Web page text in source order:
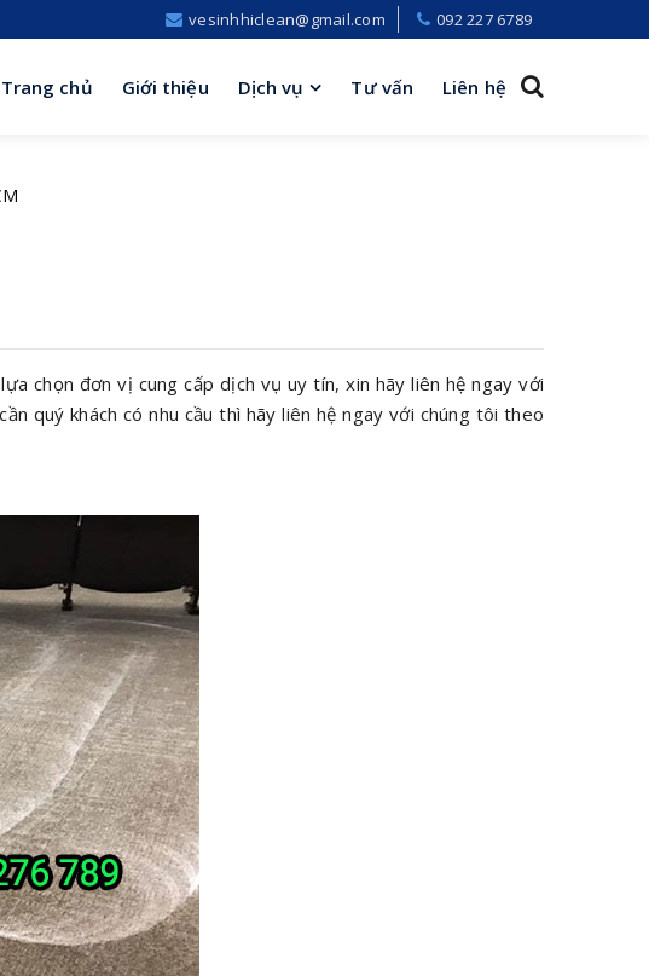
vesinhhiclean@gmail.com 092 227 6789
Trang chủ Giới thiệu Dịch vụ Tư vấn Liên hệ
chọn đơn vị cung cấp dịch vụ uy tín, xin hãy liên hệ ngay với
quý khách có nhu cầu thì hãy liên hệ ngay với chúng tôi theo